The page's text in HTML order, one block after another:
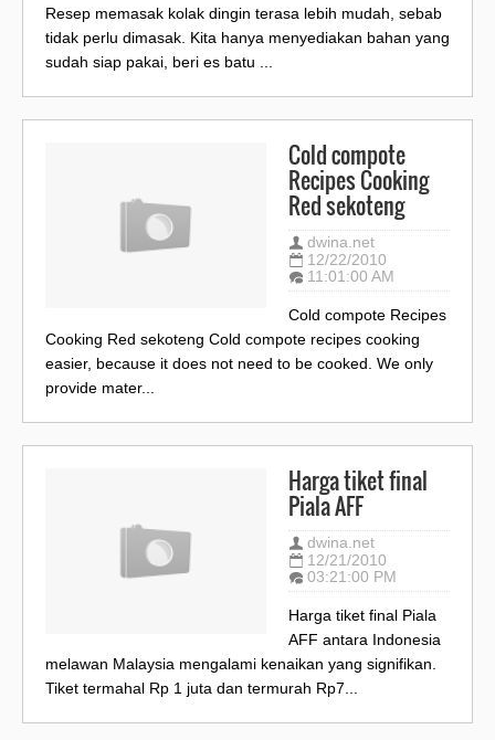
Resep memasak kolak dingin terasa lebih mudah, sebab
tidak perlu dimasak. Kita hanya menyediakan bahan yang
sudah siap pakai, beri es batu ...
Cold compote
Recipes Cooking
Red sekoteng
dwina.net
12/22/2010
11:01:00 AM
Cold compote Recipes
Cooking Red sekoteng Cold compote recipes cooking
easier, because it does not need to be cooked. We only
provide mater...
Harga tiket final
Piala AFF
dwina.net
12/21/2010
03:21:00 PM
Harga tiket final Piala
AFF antara Indonesia
melawan Malaysia mengalami kenaikan yang signifikan.
Tiket termahal Rp 1 juta dan termurah Rp7...